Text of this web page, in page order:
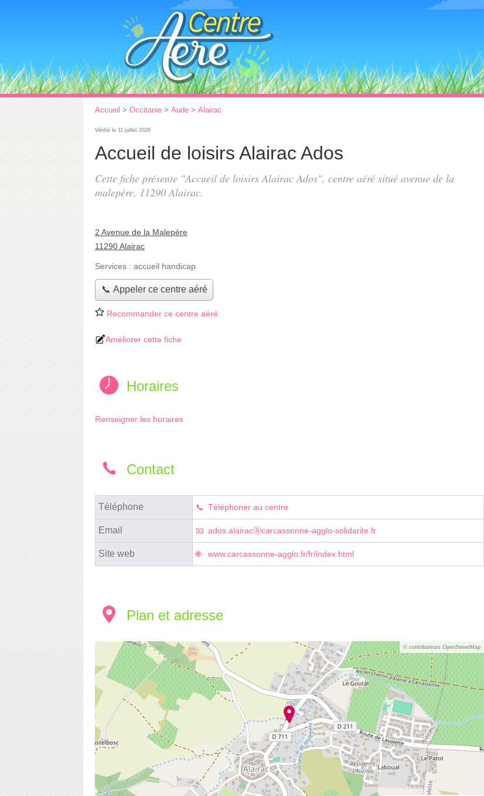
Accueil > Occitanie > Aude > Alairac
Vérifié le 11 juillet 2026
Accueil de loisirs Alairac Ados
Cette fiche présente "Accueil de loisirs Alairac Ados", centre aéré situé avenue de la
malepère, 11290 Alairac.
2 Avenue de la Malepère
11290 Alairac
Services : accueil handicap
📞 Appeler ce centre aéré
Recommander ce centre aéré
Améliorer cette fiche
Horaires
Renseigner les horaires
Contact
Téléphone Téléphoner au centre
Email ados.alairacⓐcarcassonne-agglo-solidarite.fr
Site web www.carcassonne-agglo.fr/fr/index.html
Plan et adresse
© contributeurs OpenStreetMap